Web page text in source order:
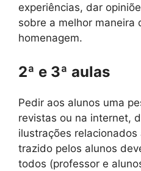
experiências, dar
sobre a melhor maneira
homenagem.
2ª e 3ª aulas
Pedir aos alunos uma
revistas ou na internet,
ilustrações
trazido pelos alunos
todos (professor e